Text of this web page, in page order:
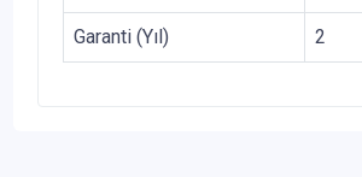
Garanti (Yıl) 2